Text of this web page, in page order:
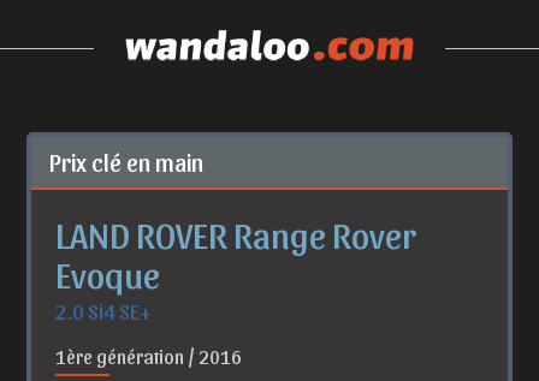
Prix clé en main
LAND ROVER Range Rover
Evoque
2.0 Si4 SE+
1ère génération / 2016